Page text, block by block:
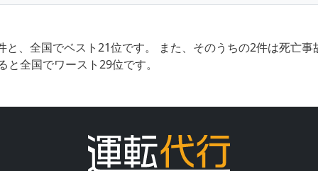
、全国でベスト21位です。 また、そのうちの2件は死亡
全国でワースト29位です。